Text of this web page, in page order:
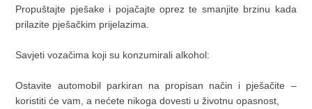
Propuštajte pješake i pojačajte oprez te smanjite brzinu kada
prilazite pješačkim prijelazima.
Savjeti vozačima koji su konzumirali alkohol:
Ostavite automobil parkiran na propisan način i pješačite –
koristiti će vam, a nećete nikoga dovesti u životnu opasnost,